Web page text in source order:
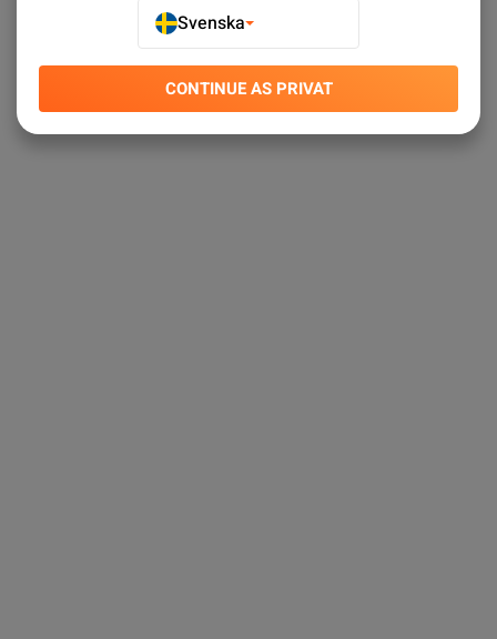
Svenska
CONTINUE AS PRIVAT